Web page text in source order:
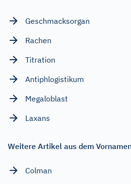
Geschmacksorgan
Rachen
Titration
Antiphlogistikum
Megaloblast
Laxans
Weitere Artikel aus dem
Colman